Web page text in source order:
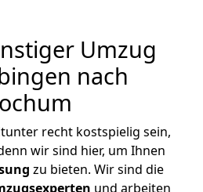
Umzug
nach
recht kostspielig sein,
wir sind hier, um Ihnen
zu bieten. Wir sind die
und arbeiten